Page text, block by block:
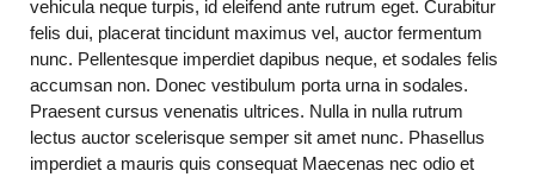
vehicula neque turpis, id eleifend ante rutrum eget. Curabitur
felis dui, placerat tincidunt maximus vel, auctor fermentum
nunc. Pellentesque imperdiet dapibus neque, et sodales felis
accumsan non. Donec vestibulum porta urna in sodales.
Praesent cursus venenatis ultrices. Nulla in nulla rutrum
lectus auctor scelerisque semper sit amet nunc. Phasellus
imperdiet a mauris quis consequat Maecenas nec odio et